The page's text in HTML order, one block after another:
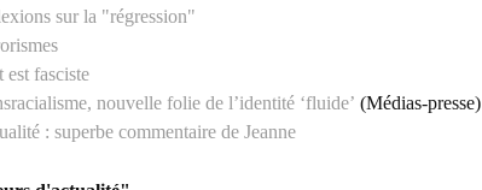
sur la "régression"
est fasciste
nouvelle folie de l’identité ‘fluide’ (Médias-presse)
: superbe commentaire de Jeanne